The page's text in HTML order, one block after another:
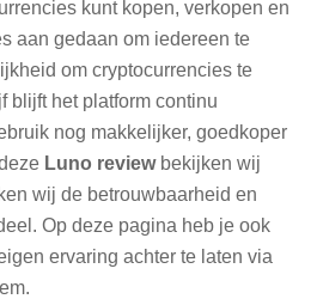
kunt kopen, verkopen en
aan gedaan om iedereen te
om cryptocurrencies te
blijft het platform continu
nog makkelijker, goedkoper
Luno reviewbekijken wij
wij de betrouwbaarheid en
Op deze pagina heb je ook
ervaring achter te laten via